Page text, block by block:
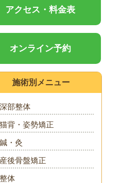
アクセス・料金表
オンライン予約
施術別メニュー
深部整体
猫背・姿勢矯正
鍼・灸
産後骨盤矯正
整体